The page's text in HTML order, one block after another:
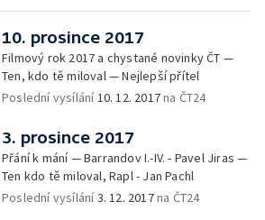
10. prosince 2017
Filmový rok 2017 a chystané novinky ČT —
Ten, kdo tě miloval — Nejlepší přítel
Poslední vysílání 10. 12. 2017na ČT24
3. prosince 2017
Přání k mání — Barrandov I.-IV. - Pavel Jiras —
Ten kdo tě miloval, Rapl - Jan Pachl
Poslední vysílání3. 12. 2017na ČT24